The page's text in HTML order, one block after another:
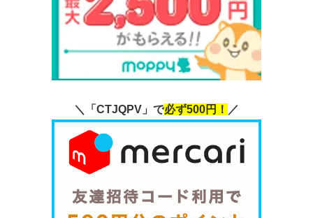
＼「CTJQPV」で必ず500円！ ／